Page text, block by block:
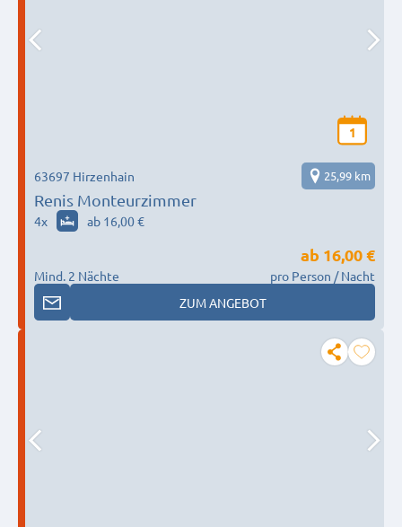
1
Renis Monteurzimmer
63697 Hirzenhain 25,99 km
4x ab 16,00 €
Mind. 2 Nächte
ab 16,00 €
pro Person / Nacht
ZUM ANGEBOT